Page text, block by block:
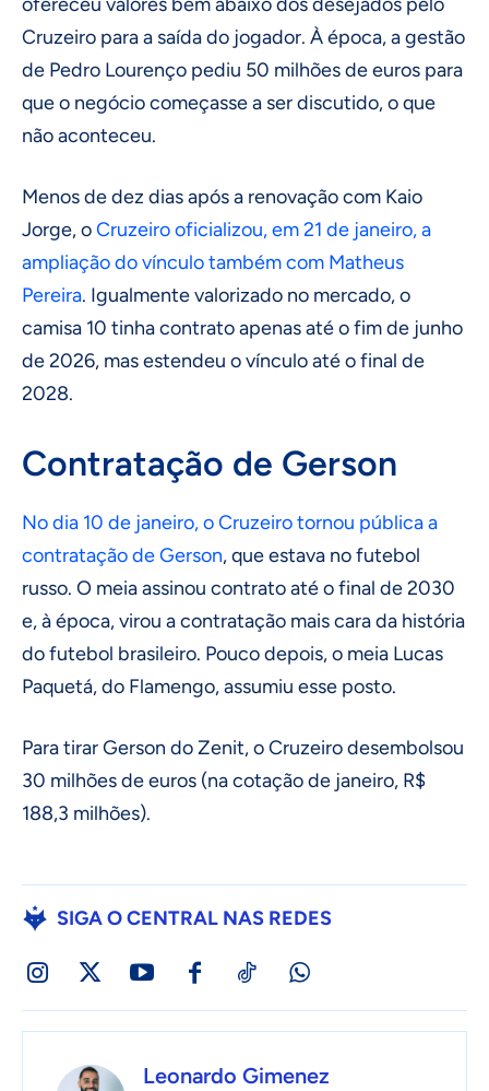
Cruzeiro para a saída do jogador. À época, a gestão
de Pedro Lourenço pediu 50 milhões de euros para
que o negócio começasse a ser discutido, o que
não aconteceu.
Menos de dez dias após a renovação com Kaio
Jorge, oCruzeiro oficializou, em 21 de janeiro, a
ampliação do vínculo também com Matheus
Pereira. Igualmente valorizado no mercado, o
camisa 10 tinha contrato apenas até o fim de junho
de 2026, mas estendeu o vínculo até o final de
2028.
Contratação de Gerson
No dia 10 de janeiro, o Cruzeiro tornou pública a
contratação de Gerson, que estava no futebol
russo. O meia assinou contrato até o final de 2030
e, à época, virou a contratação mais cara da história
do futebol brasileiro. Pouco depois, o meia Lucas
Paquetá, do Flamengo, assumiu esse posto.
Para tirar Gerson do Zenit, o Cruzeiro desembolsou
30 milhões de euros (na cotação de janeiro, R$
188,3 milhões).
SIGA O CENTRAL NAS REDES
Leonardo Gimenez